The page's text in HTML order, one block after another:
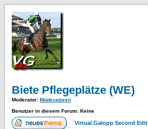
Biete Pflegeplätze (WE)
Moderator: Moderatoren
Benutzer in diesem Forum: Keine
Virtual Galopp Second